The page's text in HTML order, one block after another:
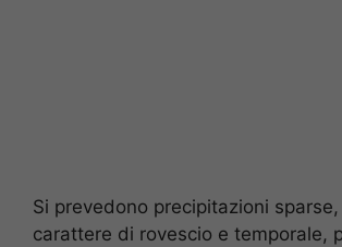
Si prevedono precipitazioni
carattere di rovescio e temporale,